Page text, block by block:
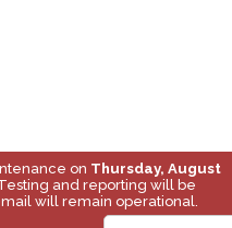
on Thursday, August
and reporting will be
will remain operational.